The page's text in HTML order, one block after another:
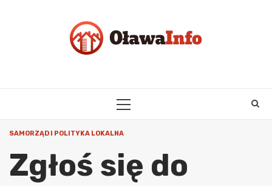
PRIMARY
SAMORZĄD I POLITYKA LOKALNA
Zgłoś się do